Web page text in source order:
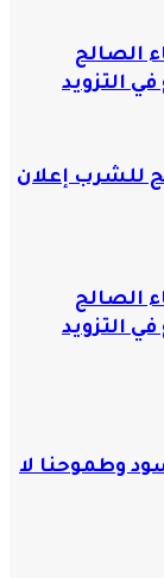
الصالح
التزويد
للشرب إعلان
الصالح
التزويد
وطموحنا لا